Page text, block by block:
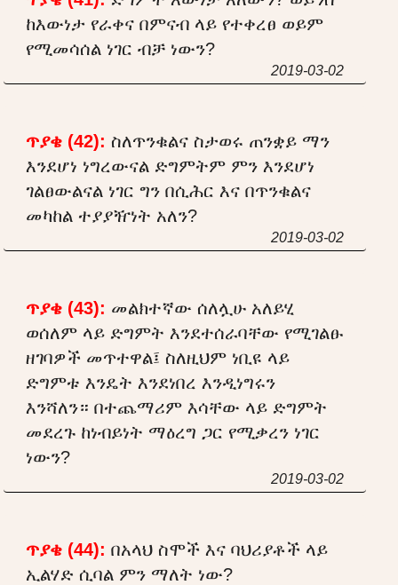
ከእውነታ የራቀና በምናብ ላይ የተቀረፀ ወይም
የሚመሳሰል ነገር ብቻ ነውን?
2019-03-02
ጥያቄ (42): ስለጥንቁልና ስታወሩ ጠንቋይ ማን
እንደሆነ ነግረውናል ድግምትም ምን እንደሆነ
ገልፀውልናል ነገር ግን በሲሕር እና በጥንቁልና
መካከል ተያያዥነት አለን?
2019-03-02
ጥያቄ (43): መልክተኛው ሰለሏሁ አለይሂ
ወሰለም ላይ ድግምት እንደተሰራባቸው የሚገልፁ
ዘገባዎች መጥተዋል፤ ስለዚህም ነቢዩ ላይ
ድግምቱ እንዴት እንደነበረ እንዲነግሩን
እንሻለን። በተጨማሪም እሳቸው ላይ ድግምት
መደረጉ ከነብይነት ማዕረግ ጋር የሚቃረን ነገር
ነውን?
2019-03-02
ጥያቄ (44): በአላህ ስሞች እና ባህሪያቶች ላይ
ኢልሃድ ሲባል ምን ማለት ነው?